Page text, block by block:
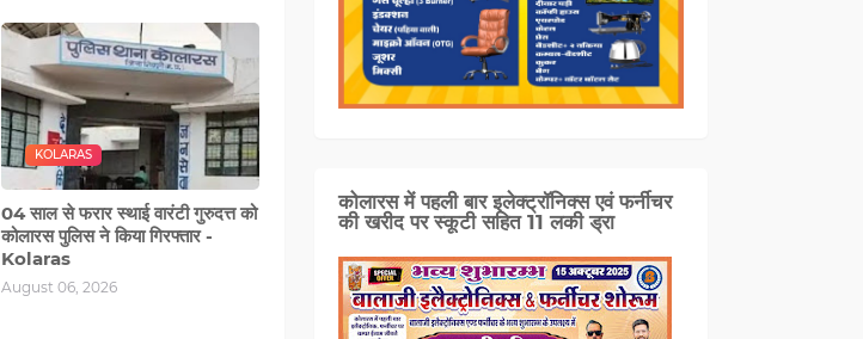
KOLARAS
04 साल से फरार स्थाई वारंटी गुरुदत्त को
कोलारस पुलिस ने किया गिरफ्तार -
Kolaras
August 06, 2026
कोलारस में पहली बार इलेक्ट्रॉनिक्स एवं फर्नीचर
की खरीद पर स्कूटी सहित 11 लकी ड्रा